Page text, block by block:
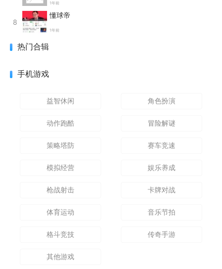
1年前
8
懂球帝
1年前
热门合辑
手机游戏
益智休闲 角色扮演
动作跑酷 冒险解谜
策略塔防 赛车竞速
模拟经营 娱乐养成
枪战射击 卡牌对战
体育运动 音乐节拍
格斗竞技 传奇手游
其他游戏